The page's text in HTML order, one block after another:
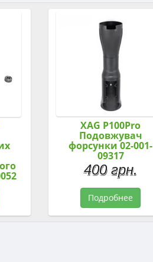
XAG P100Pro
Подовжувач
форсунки 02-001-
09317
400 грн.
Подробнее